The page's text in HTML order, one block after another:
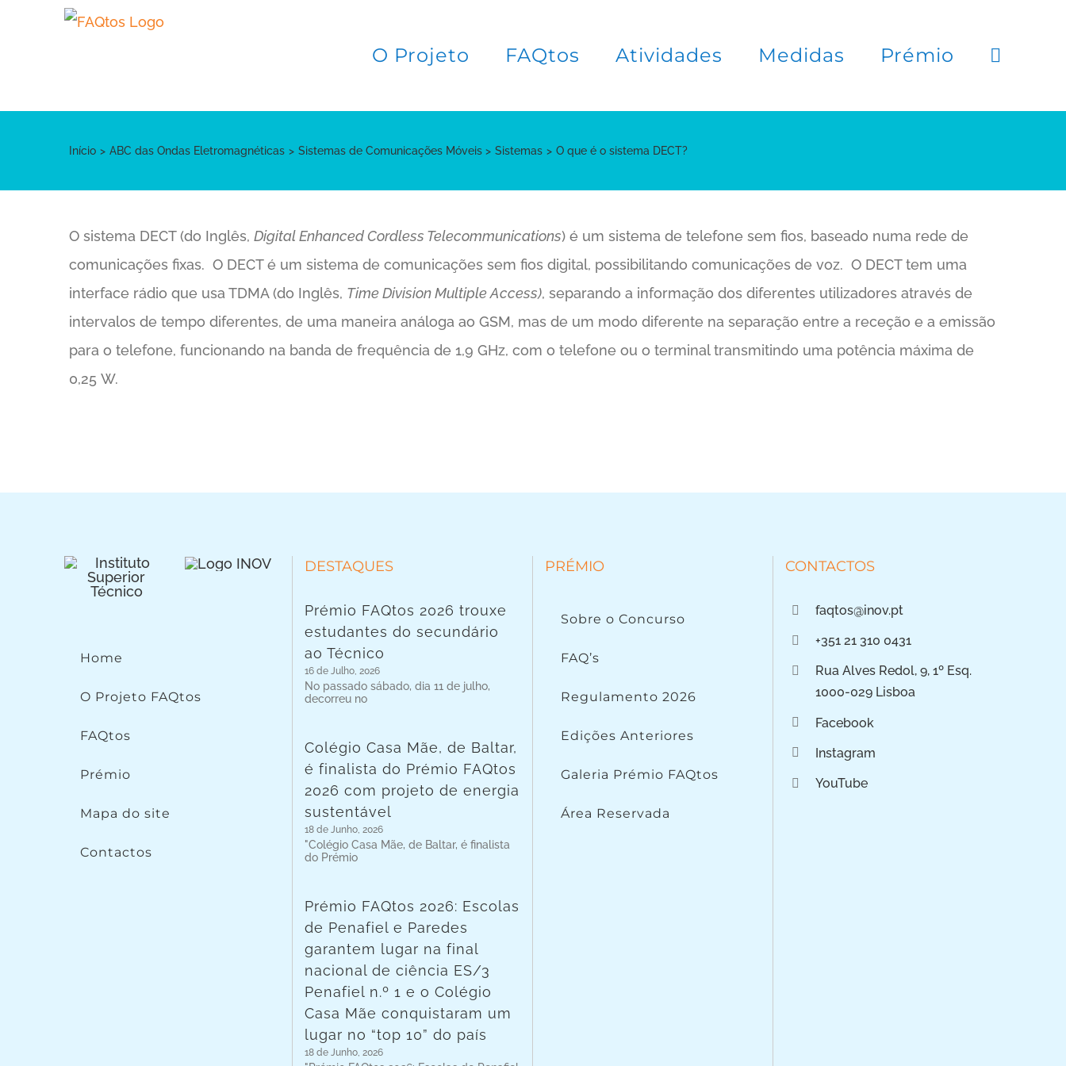
O Projeto FAQtos Atividades Medidas Prémio
Início ABC das Ondas Eletromagnéticas Sistemas de Comunicações Móveis Sistemas O que é o sistema DECT?
O sistema DECT (do Inglês, Digital Enhanced Cordless Telecommunications) é um sistema de telefone sem fios, baseado numa rede de
comunicações fixas. O DECT é um sistema de comunicações sem fios digital, possibilitando comunicações de voz. O DECT tem uma
interface rádio que usa TDMA (do Inglês, Time Division Multiple Access), separando a informação dos diferentes utilizadores através de
intervalos de tempo diferentes, de uma maneira análoga ao GSM, mas de um modo diferente na separação entre a receção e a emissão
para o telefone, funcionando na banda de frequência de 1,9 GHz, com o telefone ou o terminal transmitindo uma potência máxima de
0,25 W.
Home
O Projeto FAQtos
FAQtos
Prémio
Mapa do site
Contactos
DESTAQUES
Prémio FAQtos 2026 trouxe
estudantes do secundário
ao Técnico
16 de Julho, 2026
No passado sábado, dia 11 de julho,
decorreu no
Colégio Casa Mãe, de Baltar,
é finalista do Prémio FAQtos
2026 com projeto de energia
sustentável
18 de Junho, 2026
"Colégio Casa Mãe, de Baltar, é finalista
do Prémio
Prémio FAQtos 2026: Escolas
de Penafiel e Paredes
garantem lugar na final
nacional de ciência ES/3
Penafiel n.º 1 e o Colégio
Casa Mãe conquistaram um
lugar no “top 10” do país
18 de Junho, 2026
PRÉMIO
Sobre o Concurso
FAQ’s
Regulamento 2026
Edições Anteriores
Galeria Prémio FAQtos
Área Reservada
CONTACTOS
faqtos@inov.pt
+351 21 310 0431
Rua Alves Redol, 9, 1º Esq.
1000-029 Lisboa
Facebook
Instagram
YouTube